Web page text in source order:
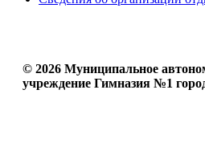
© 2026 Муниципальное
учреждение Гимназия №1